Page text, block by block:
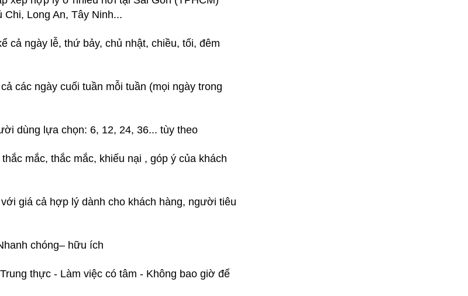
Long An, Tây Ninh...
cả ngày lễ, thứ bảy, chủ nhật, chiều, tối, đêm
các ngày cuối tuần mỗi tuần (mọi ngày trong
dùng lựa chọn: 6, 12, 24, 36... tùy theo
mắc, thắc mắc, khiếu nại , góp ý của khách
giá cả hợp lý dành cho khách hàng, người tiêu
chóng– hữu ích
Trung thực - Làm việc có tâm - Không bao giờ để